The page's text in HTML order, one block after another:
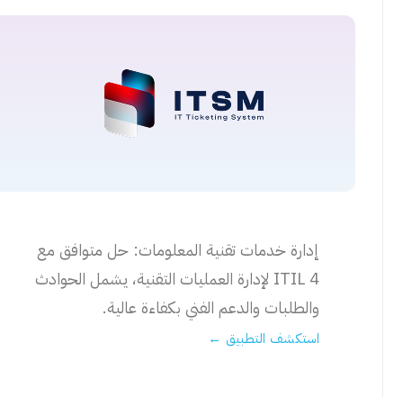
إدارة خدمات تقنية المعلومات: حل متوافق مع
ITIL 4 لإدارة العمليات التقنية، يشمل الحوادث
والطلبات والدعم الفني بكفاءة عالية.
استكشف التطبيق ←